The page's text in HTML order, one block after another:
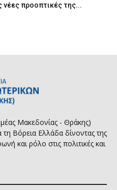
νέες προοπτικές της...
Μακεδονίας - Θράκης)
Βόρεια Ελλάδα δίνοντας της
και ρόλο στις πολιτικές και